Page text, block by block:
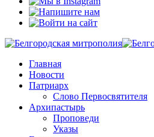
Главная
Новости
Патриарх
Слово Первосвятителя
Архипастырь
Проповеди
Указы